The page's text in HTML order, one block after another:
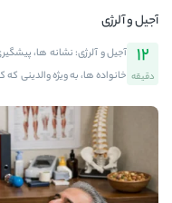
آجیل و آلرژی
12
دقیقه
آجیل و آلرژی: نشانه ها،
خانواده ها، به ویژه والدینی
هستید، دانستن نکات و
عزیزانتان کمک کند.
فندق و خشکبار است، لذا در
یافت.تعریف آلرژی آجیل و علل